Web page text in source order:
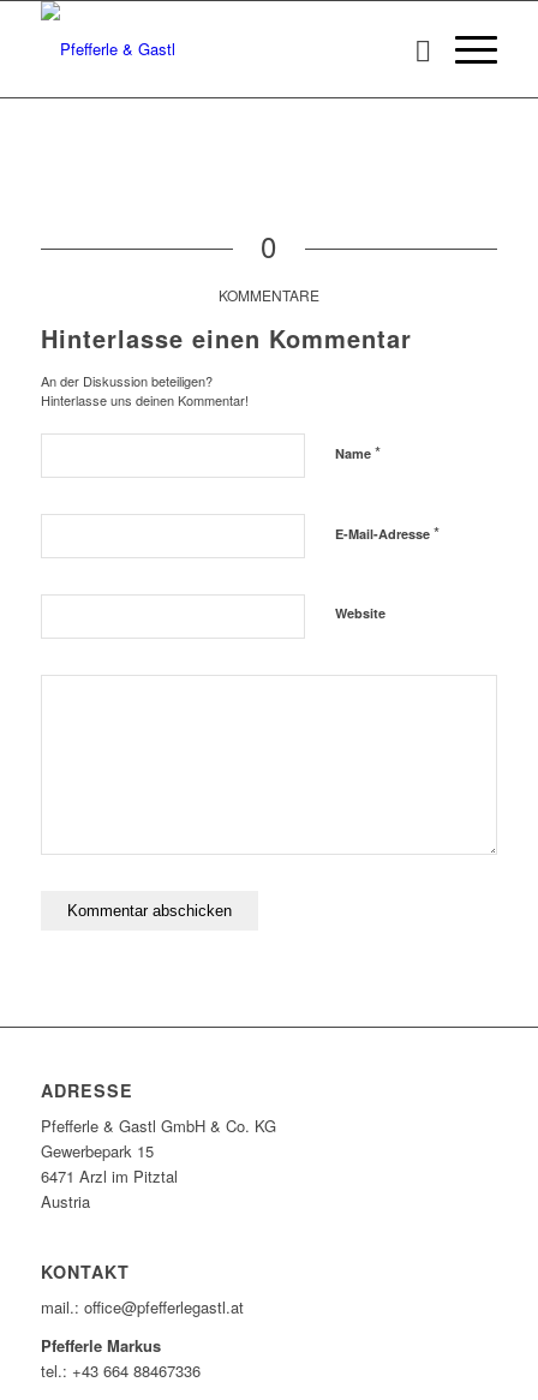
0
KOMMENTARE
Hinterlasse einen Kommentar
An der Diskussion beteiligen?
Hinterlasse uns deinen Kommentar!
Name *
E-Mail-Adresse *
Website
ADRESSE
Pfefferle & Gastl GmbH & Co. KG
Gewerbepark 15
6471 Arzl im Pitztal
Austria
KONTAKT
mail.: office@pfefferlegastl.at
Pfefferle Markus
tel.: +43 664 88467336